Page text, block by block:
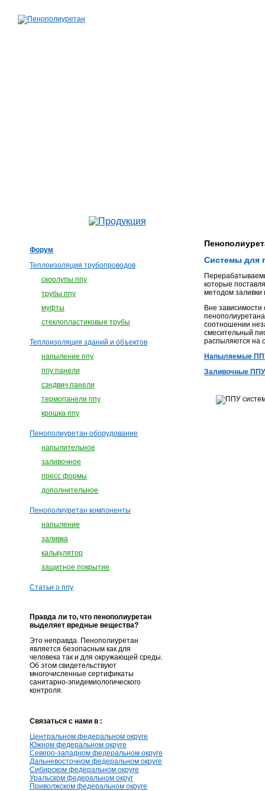
Форум
Теплоизоляция трубопроводов
скорлупы ппу
трубы ппу
муфты
стеклопластиковые трубы
Теплоизоляция зданий и объектов
напыление ппу
ппу панели
сэндвич панели
термопанели ппу
крошка ппу
Пенополиуретан оборудование
напылительное
заливочное
пресс формы
дополнительное
Пенополиуретан компоненты
напыление
заливка
калькулятор
защитное покрытие
Статьи о ппу
Правда ли то, что пенополиуретан
выделяет вредные вещества?
Это неправда. Пенополиуретан
является безопасным как для
человека так и для окружающей среды.
Об этом свидетельствуют
многочисленные сертификаты
санитарно-эпидемиологического
контроля.
Связаться с нами в :
Центральном федеральном округе
Южном федеральном округе
Северо-западном федеральном округе
Дальневосточном федеральном округе
Сибирском федеральном округе
Уральском федеральном округ
Приволжском федеральном округе
Системы для
которые
методом
Вне зависимости
соотношении
смесительный
распыляются на
Напыляемые
Заливочные